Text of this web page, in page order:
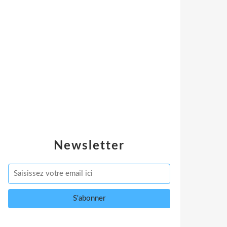
Newsletter